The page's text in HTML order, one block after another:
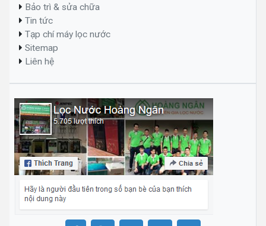
Bảo trì & sửa chữa
Tin tức
Tạp chí máy lọc nước
Sitemap
Liên hệ